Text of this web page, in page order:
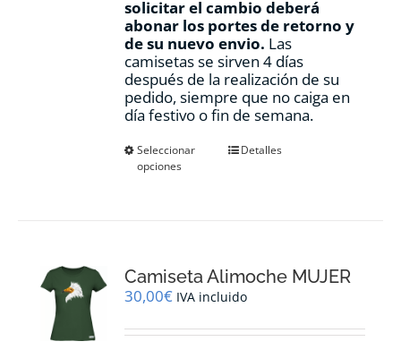
solicitar el cambio deberá
abonar los portes de retorno y
de su nuevo envio. Las
camisetas se sirven 4 días
después de la realización de su
pedido, siempre que no caiga en
día festivo o fin de semana.
Seleccionar
opciones
Este
se
pueden
en
Detalles
Camiseta Alimoche MUJER
30,00€ IVA incluido